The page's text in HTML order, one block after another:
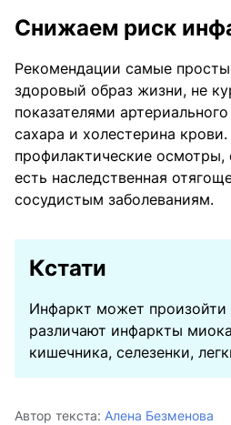
Снижаем риск
Рекомендации самые
здоровый образ жизни, не
показателями
сахара и холестерина
профилактические осмотры,
есть наследственная
сосудистым заболеваниям.
Кстати
Инфаркт может
различают инфаркты
кишечника, селезенки,
Автор текста: Алена Безменова